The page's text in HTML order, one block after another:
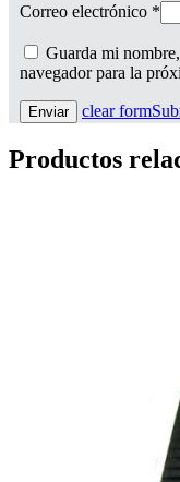
Correo electrónico *
Guarda mi
navegador para la
clear form
Productos